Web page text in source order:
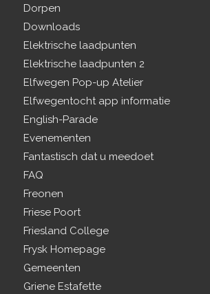
Dorpen
Downloads
Elektrische laadpunten
Elektrische laadpunten 2
Elfwegen Pop-up Atelier
Elfwegentocht app informatie
English-Parade
Evenementen
Fantastisch dat u meedoet
FAQ
Freonen
Friese Poort
Friesland College
Frysk Homepage
Gemeenten
Griene Estafette